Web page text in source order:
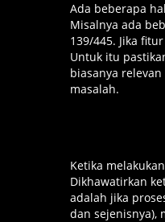
Ada beberapa
Misalnya ada
139/445. Jika
Untuk itu
biasanya
masalah.
Ketika
Dikhawatirkan
adalah jika
dan sejenisnya),